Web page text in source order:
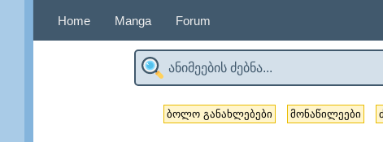
Home Manga Forum
ბოლო განახლებები მონაწილეები